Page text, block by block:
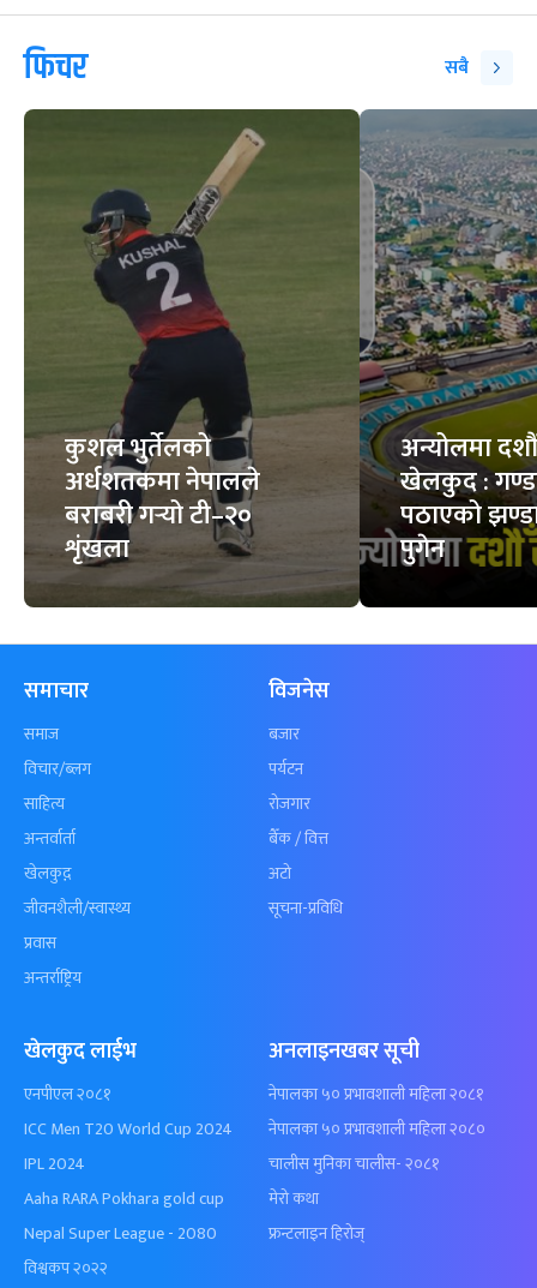
फिचर सबै
कुशल भुर्तेलको
अर्धशतकमा नेपालले
बराबरी गर्‍यो टी–२०
शृंखला
अन्योलमा दशौँ
खेलकुद :
पठाएको
पुगेन
समाचार
समाज
विचार/ब्लग
साहित्य
अन्तर्वार्ता
खेलकुद़़
जीवनशैली/स्वास्थ्य
प्रवास
अन्तर्राष्ट्रिय
विजनेस
बजार
पर्यटन
रोजगार
बैँक / वित्त
अटो
सूचना-प्रविधि
खेलकुद लाईभ
एनपीएल २०८१
ICC Men T20 World Cup 2024
IPL 2024
Aaha RARA Pokhara gold cup
Nepal Super League - 2080
विश्वकप २०२२
अनलाइनखबर सूची
नेपालका ५० प्रभावशाली महिला २०८१
नेपालका ५० प्रभावशाली महिला २०८०
चालीस मुनिका चालीस- २०८१
मेरो कथा
फ्रन्टलाइन हिरोज्